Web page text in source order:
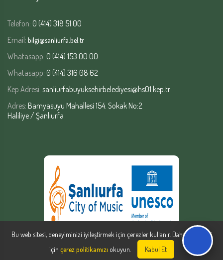
Telefon: 0 (414) 318 51 00
Email: bilgi@sanliurfa.bel.tr
Whatasapp: 0 (414) 153 00 00
Whatasapp: 0 (414) 316 08 62
Kep Adresi: sanliurfabuyuksehirbelediyesi@hs01.kep.tr
Adres: Bamyasuyu Mahallesi 154. Sokak No:2
Haliliye / Şanlıurfa
Bu web sitesi, deneyiminizi iyileştirmek için çerezler kullanır. Daha fazla bilgi
için çerez politikamızı okuyun. Kabul Et